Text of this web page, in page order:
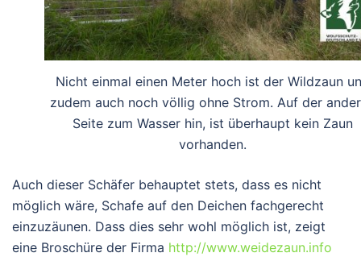
Nicht einmal einen Meter hoch ist der Wildzaun
zudem auch noch völlig ohne Strom. Auf der
Seite zum Wasser hin, ist überhaupt kein Zaun
vorhanden.
Auch dieser Schäfer behauptet stets, dass es nicht
möglich wäre, Schafe auf den Deichen fachgerecht
einzuzäunen. Dass dies sehr wohl möglich ist, zeigt
eine Broschüre der Firma http://www.weidezaun.info